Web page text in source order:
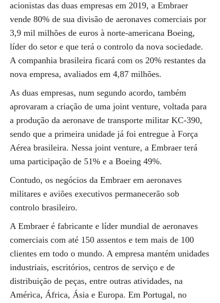
acionistas das duas empresas em 2019, a Embraer
vende 80% de sua divisão de aeronaves comerciais por
3,9 mil milhões de euros à norte-americana Boeing,
líder do setor e que terá o controlo da nova sociedade.
A companhia brasileira ficará com os 20% restantes da
nova empresa, avaliados em 4,87 milhões.
As duas empresas, num segundo acordo, também
aprovaram a criação de uma joint venture, voltada para
a produção da aeronave de transporte militar KC-390,
sendo que a primeira unidade já foi entregue à Força
Aérea brasileira. Nessa joint venture, a Embraer terá
uma participação de 51% e a Boeing 49%.
Contudo, os negócios da Embraer em aeronaves
militares e aviões executivos permanecerão sob
controlo brasileiro.
A Embraer é fabricante e líder mundial de aeronaves
comerciais com até 150 assentos e tem mais de 100
clientes em todo o mundo. A empresa mantém unidades
industriais, escritórios, centros de serviço e de
distribuição de peças, entre outras atividades, na
América, África, Ásia e Europa. Em Portugal, no